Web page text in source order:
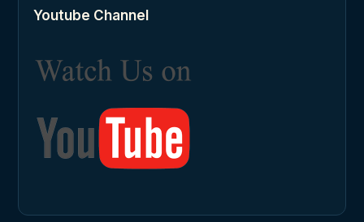
Youtube Channel